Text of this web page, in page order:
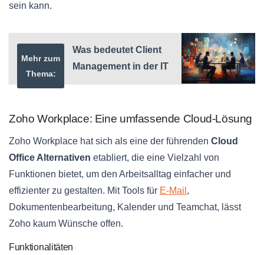
sein kann.
Mehr zum
Thema:
Was bedeutet Client
Management in der IT
Zoho Workplace: Eine umfassende Cloud-Lösung
Zoho Workplace hat sich als eine der führenden Cloud
Office Alternativen etabliert, die eine Vielzahl von
Funktionen bietet, um den Arbeitsalltag einfacher und
effizienter zu gestalten. Mit Tools für E-Mail ,
Dokumentenbearbeitung, Kalender und Teamchat, lässt
Zoho kaum Wünsche offen.
Funktionalitäten